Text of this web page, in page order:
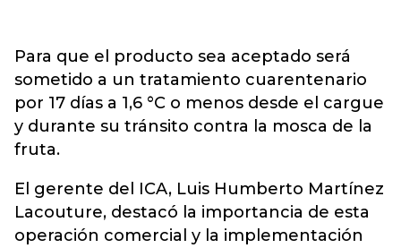
Para que el producto sea aceptado será
sometido a un tratamiento cuarentenario
por 17 días a 1,6 °C o menos desde el cargue
y durante su tránsito contra la mosca de la
fruta.
El gerente del ICA, Luis Humberto Martínez
Lacouture, destacó la importancia de esta
operación comercial y la implementación